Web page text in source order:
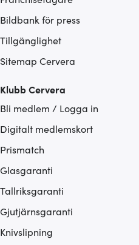
Bildbank för press
Tillgänglighet
Sitemap Cervera
Klubb Cervera
Bli medlem / Logga in
Digitalt medlemskort
Prismatch
Glasgaranti
Tallriksgaranti
Gjutjärnsgaranti
Knivslipning